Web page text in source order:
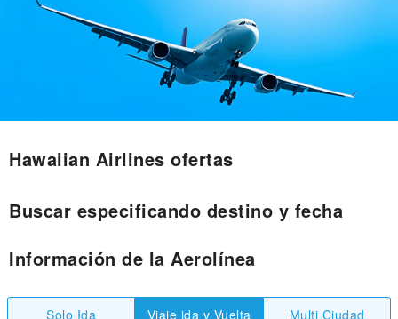
Hawaiian Airlines ofertas
Buscar especificando destino y fecha
Información de la Aerolínea
Solo Ida Viaje ida y Vuelta Multi Ciudad